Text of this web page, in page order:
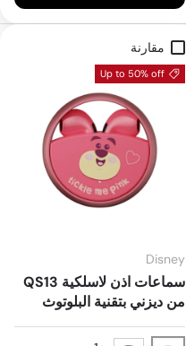
مقارنة
Up to 50% off
Disney
سماعات اذن لاسلكية QS13
من ديزني بتقنية البلوتوث